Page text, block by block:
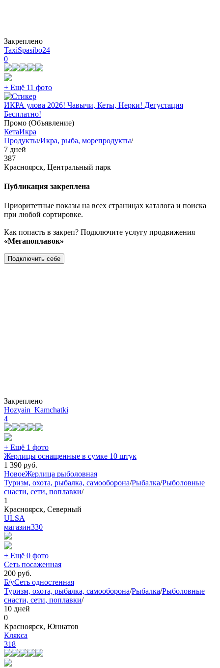
Закреплено
TaxiSpasibo24
0
+ Ещё 11 фото
ИКРА улова 2026! Чавычи, Кеты, Нерки! Дегустация
Бесплатно!
Промо (Объявление)
КетаИкра
Продукты/Икра, рыба, морепродукты/
7 дней
387
Красноярск, Центральный парк
Публикация закреплена
Приоритетные показы на всех страницах каталога и поиска
при любой сортировке.
Как попасть в закреп? Подключите услугу продвижения
«Мегапоплавок»
Подключить себе
Закреплено
Hozyain_Kamchatki
4
+ Ещё 1 фото
Жерлицы оснащенные в сумке 10 штук
1 390 руб.
НовоеЖерлица рыболовная
Туризм, охота, рыбалка, самооборона/Рыбалка/Рыболовные
снасти, сети, поплавки/
1
Красноярск, Северный
ULSA
магазин330
+ Ещё 0 фото
Сеть посаженная
200 руб.
Б/уСеть одностенная
Туризм, охота, рыбалка, самооборона/Рыбалка/Рыболовные
снасти, сети, поплавки/
10 дней
0
Красноярск, Юннатов
Клякса
318